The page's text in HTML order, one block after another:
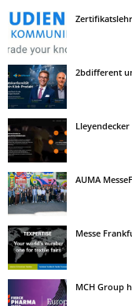
2bdifferent
AUMA
Messe
MCH Group